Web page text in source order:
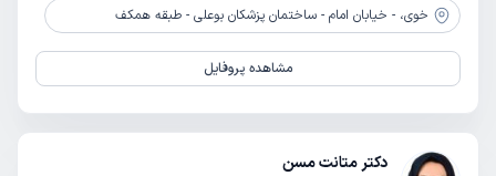
خوی، - خیابان امام - ساختمان پزشکان بوعلی - طبقه همکف
مشاهده پروفایل
دکتر متانت مسن